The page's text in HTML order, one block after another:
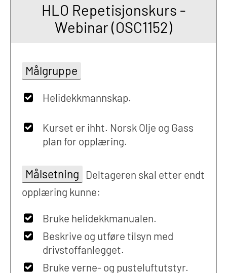
HLO Repetisjonskurs -
Webinar (OSC1152)
Målgruppe
Helidekkmannskap.
Kurset er ihht. Norsk Olje og Gass
plan for opplæring.
Målsetning
Deltageren skal etter endt
opplæring kunne:
Bruke helidekkmanualen.
Beskrive og utføre tilsyn med
drivstoffanlegget.
Bruke verne- og pusteluftutstyr.